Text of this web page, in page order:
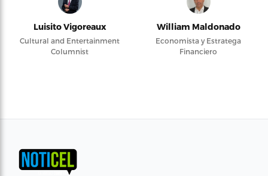
Luisito Vigoreaux
Cultural and Entertainment
Columnist
William Maldonado
Economista y Estratega
Financiero